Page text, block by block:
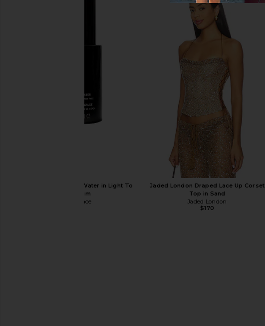
Night Cream
Dr. Barbara Sturm
$395
Saltyface Tanning Water in Light To
Medium
Saltyface
Jaded London Draped Lace Up Corset
Top in Sand
Jaded London
$170